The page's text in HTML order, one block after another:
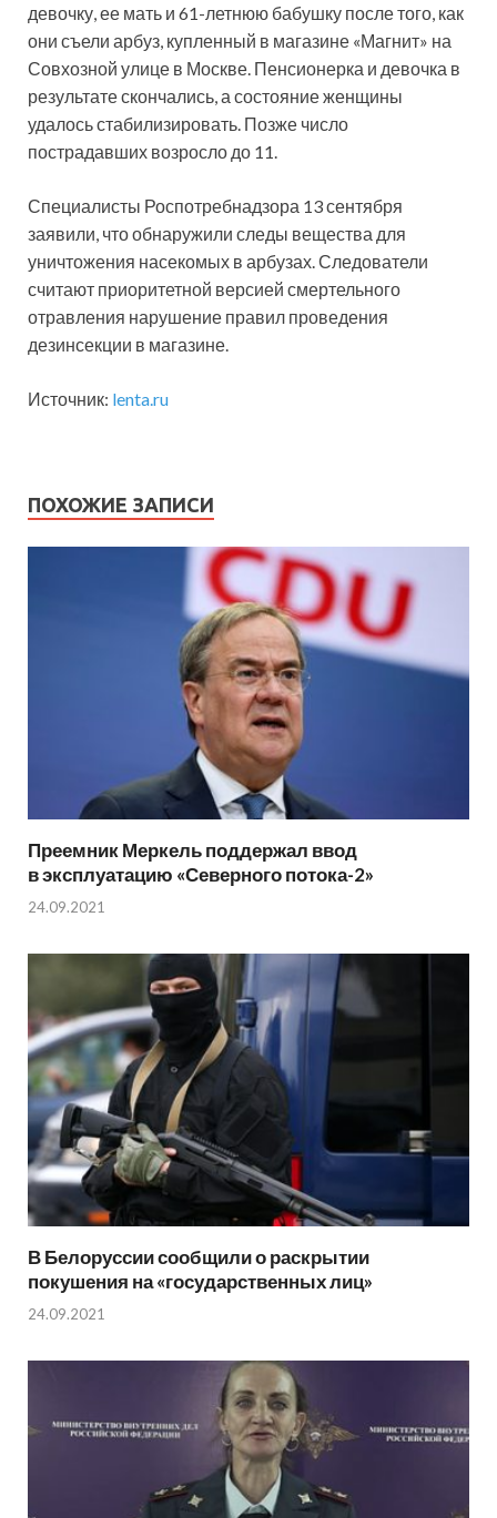
девочку, ее мать и 61-летнюю бабушку после того, как
они съели арбуз, купленный в магазине «Магнит» на
Совхозной улице в Москве. Пенсионерка и девочка в
результате скончались, а состояние женщины
удалось стабилизировать. Позже число
пострадавших возросло до 11.
Специалисты Роспотребнадзора 13 сентября
заявили, что обнаружили следы вещества для
уничтожения насекомых в арбузах. Следователи
считают приоритетной версией смертельного
отравления нарушение правил проведения
дезинсекции в магазине.
Источник: lenta.ru
ПОХОЖИЕ ЗАПИСИ
Преемник Меркель поддержал ввод
в эксплуатацию «Северного потока-2»
24.09.2021
В Белоруссии сообщили о раскрытии
покушения на «государственных лиц»
24.09.2021